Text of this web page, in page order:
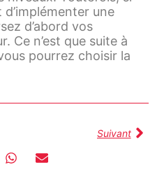
une
d’abord vos
Ce n’est que suite à
pourrez choisir la
Suivant